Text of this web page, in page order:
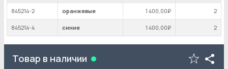
845214-2 оранжевые 1 400 ,00₽ 2
845214-4 синие 1 400 ,00₽ 2
Товар в наличии